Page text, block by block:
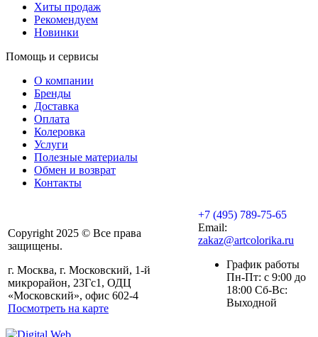
Хиты продаж
Рекомендуем
Новинки
Помощь и сервисы
О компании
Бренды
Доставка
Оплата
Колеровка
Услуги
Полезные материалы
Обмен и возврат
Контакты
Copyright 2025 © Все права
защищены.
г. Москва, г. Московский, 1-й
микрорайон, 23Гс1, ОДЦ
«Московский», офис 602-4
Посмотреть на карте
+7 (495) 789-75-65
Email:
zakaz@artcolorika.ru
График работы
Пн-Пт: с 9:00 до
18:00 Сб-Вс:
Выходной